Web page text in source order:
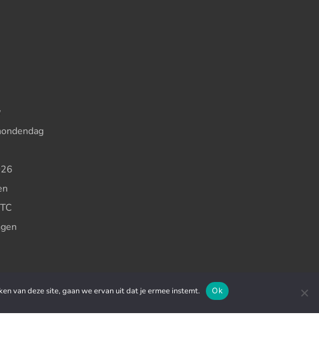
van deze site, gaan we ervan uit dat je ermee instemt. Ok